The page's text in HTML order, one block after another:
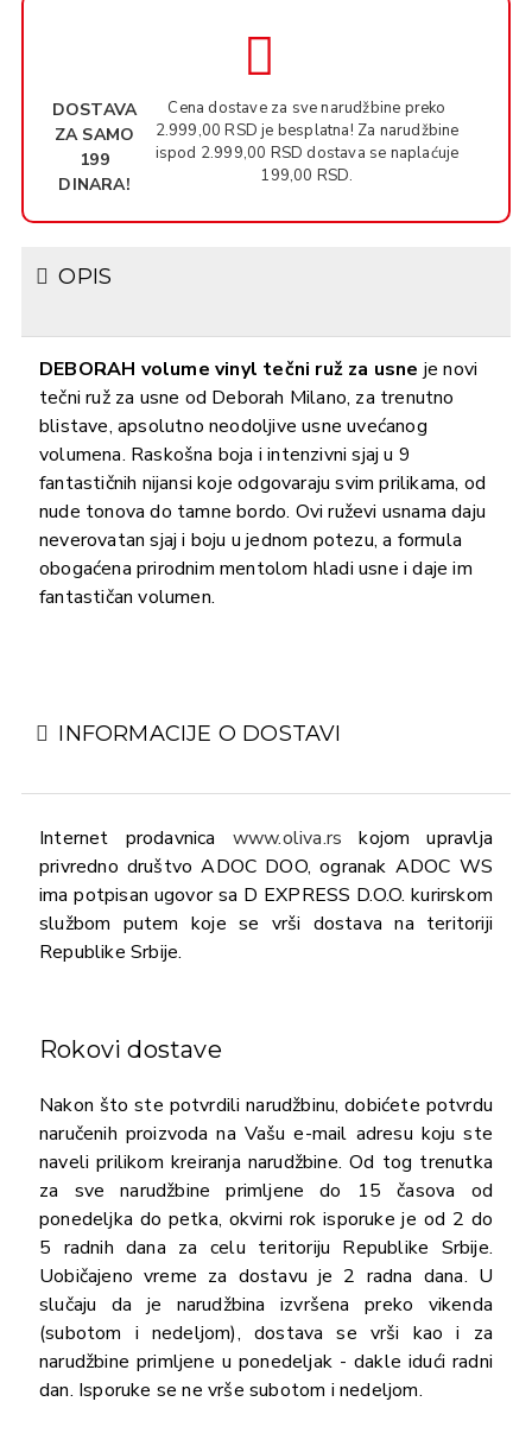
DOSTAVA
ZA SAMO
199
DINARA!
Cena dostave za sve narudžbine preko
2.999,00 RSD je besplatna! Za narudžbine
ispod 2.999,00 RSD dostava se naplaćuje
199,00 RSD.
OPIS
DEBORAH volume vinyl tečni ruž za usne je novi
tečni ruž za usne od Deborah Milano, za trenutno
blistave, apsolutno neodoljive usne uvećanog
volumena. Raskošna boja i intenzivni sjaj u 9
fantastičnih nijansi koje odgovaraju svim prilikama, od
nude tonova do tamne bordo. Ovi ruževi usnama daju
neverovatan sjaj i boju u jednom potezu, a formula
obogaćena prirodnim mentolom hladi usne i daje im
fantastičan volumen.
INFORMACIJE O DOSTAVI
Internet prodavnica www.oliva.rs kojom upravlja
privredno društvo ADOC DOO, ogranak ADOC WS
ima potpisan ugovor sa D EXPRESS D.O.O. kurirskom
službom putem koje se vrši dostava na teritoriji
Republike Srbije.
Rokovi dostave
Nakon što ste potvrdili narudžbinu, dobićete potvrdu
naručenih proizvoda na Vašu e-mail adresu koju ste
naveli prilikom kreiranja narudžbine. Od tog trenutka
za sve narudžbine primljene do 15 časova od
ponedeljka do petka, okvirni rok isporuke je od 2 do
5 radnih dana za celu teritoriju Republike Srbije.
Uobičajeno vreme za dostavu je 2 radna dana. U
slučaju da je narudžbina izvršena preko vikenda
(subotom i nedeljom), dostava se vrši kao i za
narudžbine primljene u ponedeljak - dakle idući radni
dan. Isporuke se ne vrše subotom i nedeljom.